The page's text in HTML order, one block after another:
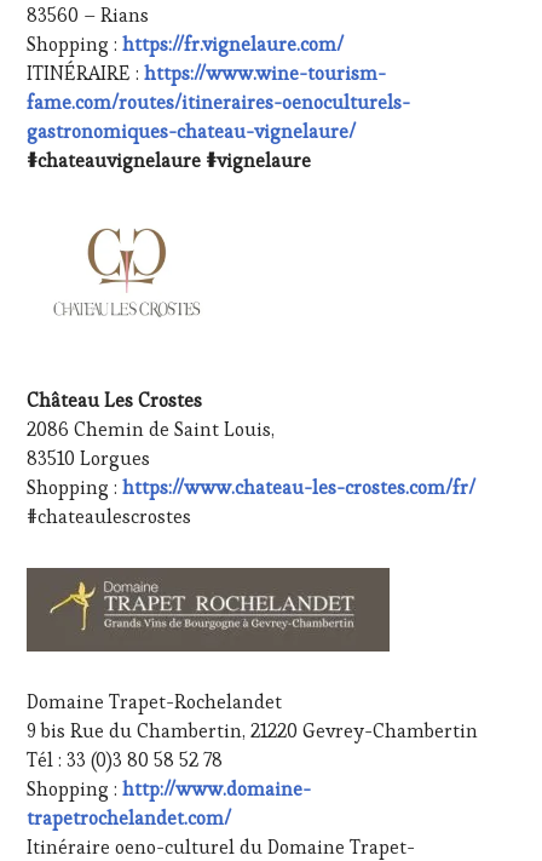
83560 – Rians
Shopping :https://fr.vignelaure.com/
ITINÉRAIRE :https://www.wine-tourism-
fame.com/routes/itineraires-oenoculturels-
gastronomiques-chateau-vignelaure/
#chateauvignelaure #vignelaure
Château Les Crostes
2086 Chemin de Saint Louis,
83510 Lorgues
Shopping :https://www.chateau-les-crostes.com/fr/
#chateaulescrostes
Domaine Trapet-Rochelandet
9 bis Rue du Chambertin, 21220 Gevrey-Chambertin
Tél : 33 (0)3 80 58 52 78
Shopping :http://www.domaine-
trapetrochelandet.com/
Itinéraire oeno-culturel du Domaine Trapet-